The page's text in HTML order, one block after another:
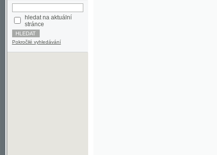
stránce
Pokročilé vyhledávání